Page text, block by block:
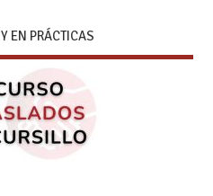
EN PRÁCTICAS